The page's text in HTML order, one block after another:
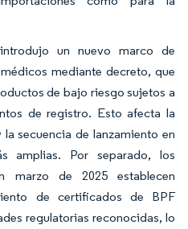
un nuevo marco de
mediante decreto, que
de bajo riesgo sujetos a
de registro. Esto afecta la
secuencia de lanzamiento en
amplias. Por separado, los
marzo de 2025 establecen
de certificados de BPF
regulatorias reconocidas, lo